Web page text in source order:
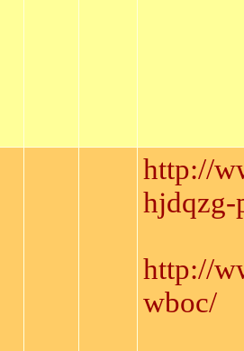
http://
http://
wboc/